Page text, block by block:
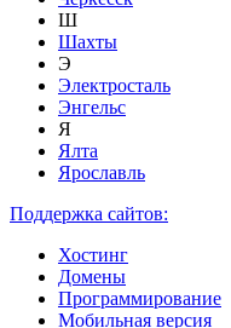
Ш
Шахты
Э
Электросталь
Энгельс
Я
Ялта
Ярославль
Поддержка сайтов:
Хостинг
Домены
Программирование
Мобильная версия